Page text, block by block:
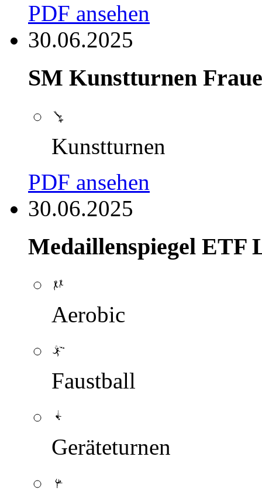
PDF ansehen
30.06.2025
SM Kunstturnen
Kunstturnen
PDF ansehen
30.06.2025
Medaillenspiegel ETF
Aerobic
Faustball
Geräteturnen